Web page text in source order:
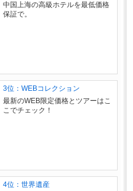
中国上海の高級ホテルを最低価格
保証で。
3位：WEBコレクション
最新のWEB限定価格とツアーはこ
こでチェック！
4位：世界遺産